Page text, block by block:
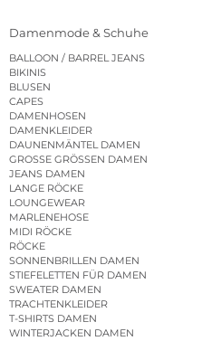
Damenmode & Schuhe
BALLOON / BARREL JEANS
BIKINIS
BLUSEN
CAPES
DAMENHOSEN
DAMENKLEIDER
DAUNENMÄNTEL DAMEN
GROSSE GRÖSSEN DAMEN
JEANS DAMEN
LANGE RÖCKE
LOUNGEWEAR
MARLENEHOSE
MIDI RÖCKE
RÖCKE
SONNENBRILLEN DAMEN
STIEFELETTEN FÜR DAMEN
SWEATER DAMEN
TRACHTENKLEIDER
T-SHIRTS DAMEN
WINTERJACKEN DAMEN